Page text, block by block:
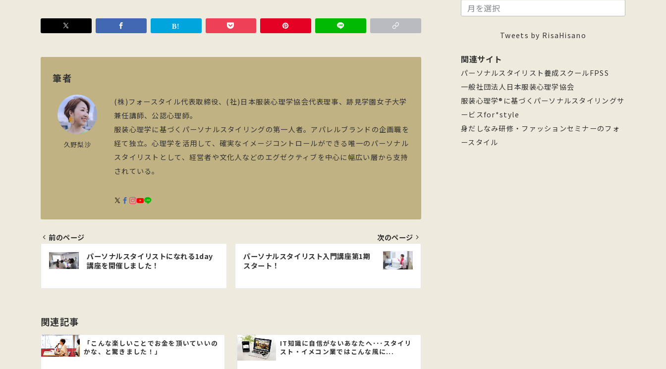
筆者
久野梨沙
(株)フォースタイル代表取締役、(社)日本服装心理学協会代表理事、跡見学園女子大学
兼任講師、公認心理師。
服装心理学に基づくパーソナルスタイリングの第一人者。アパレルブランドの企画職を
経て独立。心理学を活用して、確実なイメージコントロールができる唯一のパーソナル
スタイリストとして、経営者や文化人などのエグゼクティブを中心に幅広い層から支持
されている。
投
稿
ビ
ゲ
ー
前のページ
パーソナルスタイリストになれる1day
講座を開催しました！
次のページ
パーソナルスタイリスト入門講座第1期
スタート！
関連記事
「こんな楽しいことでお金を頂いていいの
かな、と驚きました！」
IT知識に自信がないあなたへ･･･スタイリ
スト・イメコン業ではこんな風に...
カ
イ
ブ
Tweets by RisaHisano
関連サイト
パーソナルスタイリスト養成スクールFPSS
一般社団法人日本服装心理学協会
服装心理学®に基づくパーソナルスタイリングサ
ービスfor*style
身だしなみ研修・ファッションセミナーのフォ
ースタイル